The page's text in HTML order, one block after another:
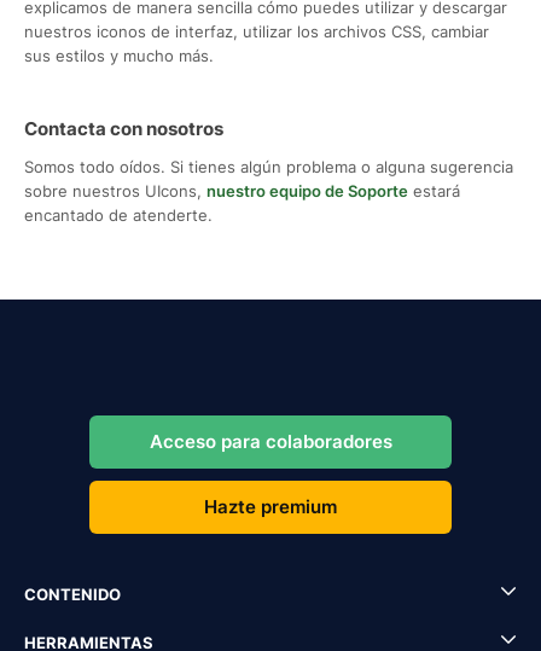
explicamos de manera sencilla cómo puedes utilizar y descargar
nuestros iconos de interfaz, utilizar los archivos CSS, cambiar
sus estilos y mucho más.
Contacta con nosotros
Somos todo oídos. Si tienes algún problema o alguna sugerencia
sobre nuestros UIcons, nuestro equipo de Soporte estará
encantado de atenderte.
Acceso para colaboradores
Hazte premium
CONTENIDO
HERRAMIENTAS